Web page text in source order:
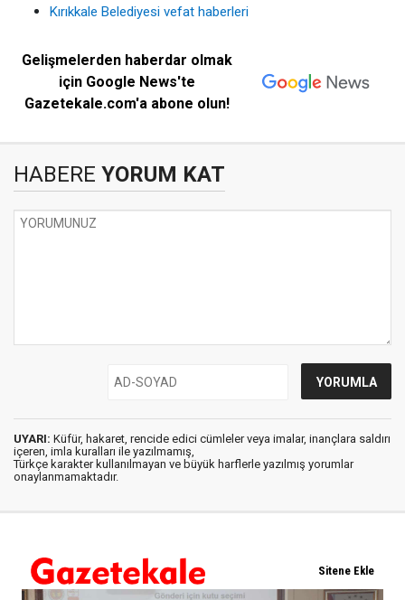
Kırıkkale Belediyesi vefat haberleri
Gelişmelerden haberdar olmak
için Google News'te
Gazetekale.com'a abone olun!
HABERE YORUM KAT
UYARI: Küfür, hakaret, rencide edici cümleler veya imalar, inançlara saldırı
içeren, imla kuralları ile yazılmamış,
Türkçe karakter kullanılmayan ve büyük harflerle yazılmış yorumlar
onaylanmamaktadır.